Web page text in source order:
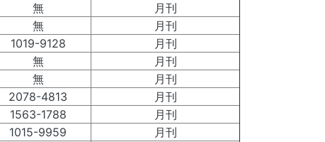
無
月刊
無
月刊
1019-9128
月刊
無
月刊
無
月刊
2078-4813
月刊
1563-1788
月刊
1015-9959
月刊